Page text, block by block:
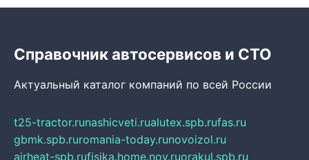
Справочник автосервисов и СТО
Актуальный каталог компаний по всей России
t25-tractor.runashicveti.rualutex.spb.rufas.ru
gbmk.spb.ruromania-today.runovoizol.ru
airheat-spb.rufisika.home.nov.ruorakul.spb.ru